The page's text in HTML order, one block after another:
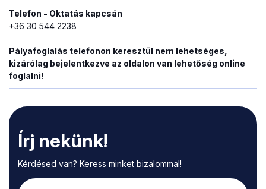
Telefon - Oktatás kapcsán
+36 30 544 2238
Pályafoglalás telefonon keresztül nem lehetséges,
kizárólag bejelentkezve az oldalon van lehetőség online
foglalni!
Írj nekünk!
Kérdésed van? Keress minket bizalommal!